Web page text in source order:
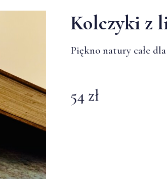
Kolczyki z
Piękno natury całe
54 zł
Kolczyki z
Piękno natury całe dla
54 zł
Kolczyki z
Piękno natury całe dla
54 zł